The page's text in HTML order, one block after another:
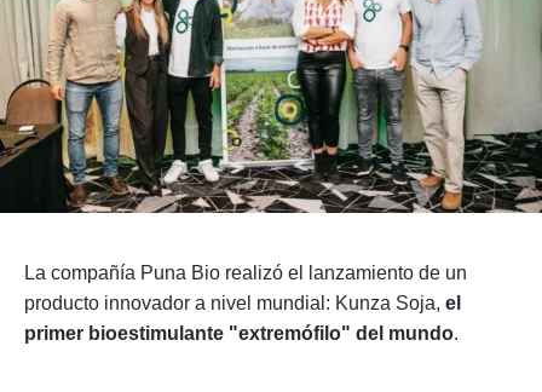
Mercados
Seguinos
La compañía Puna Bio realizó el lanzamiento de un
producto innovador a nivel mundial: Kunza Soja, el
primer bioestimulante "extremófilo" del mundo.